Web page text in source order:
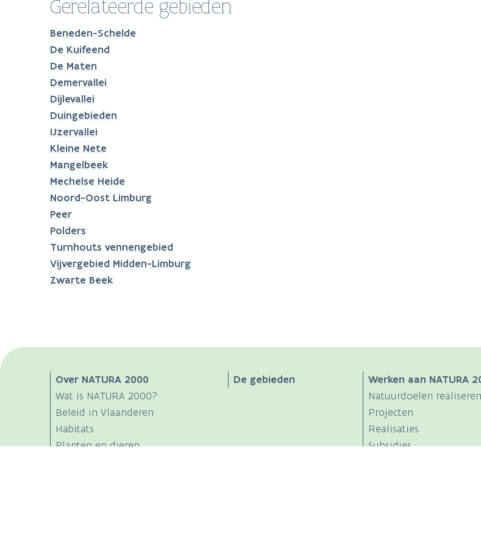
Gerelateerde gebieden
Beneden-Schelde
De Kuifeend
De Maten
Demervallei
Dijlevallei
Duingebieden
IJzervallei
Kleine Nete
Mangelbeek
Mechelse Heide
Noord-Oost Limburg
Peer
Polders
Turnhouts vennengebied
Vijvergebied Midden-Limburg
Zwarte Beek
Main
navigation
Over NATURA 2000
Wat is NATURA 2000?
Beleid in Vlaanderen
Habitats
Planten en dieren
De gebieden
Werken aan NATURA
Natuurdoelen realiseren
Projecten
Realisaties
Subsidies